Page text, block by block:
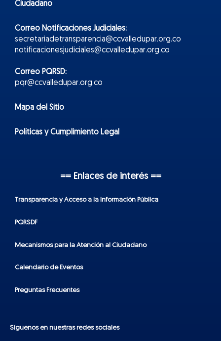
Ciudadano
Correo Notificaciones Judiciales:
secretariadetransparencia@ccvalledupar.org.co
notificacionesjudiciales@ccvalledupar.org.co
Correo PQRSD:
pqr@ccvalledupar.org.co
Mapa del Sitio
Políticas y Cumplimiento Legal
== Enlaces de interés ==
Transparencia y Acceso a la Información Pública
PQRSDF
Mecanismos para la Atención al Ciudadano
Calendario de Eventos
Preguntas Frecuentes
Síguenos en nuestras redes sociales